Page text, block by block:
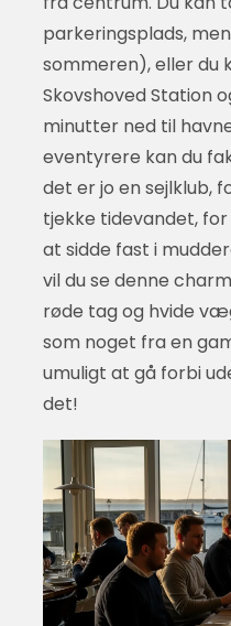
parkeringsplads,
sommeren), eller du
Skovshoved Station
minutter ned til
eventyrere kan du
det er jo en sejlklub,
tjekke tidevandet,
at sidde fast i
vil du se denne
røde tag og hvide
som noget fra en
umuligt at gå forbi
det!